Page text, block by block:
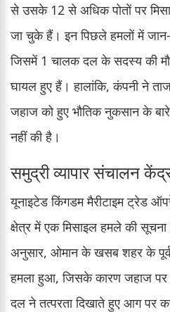
से उसके 12 से अधिक पोतों पर
जा चुके हैं। इन पिछले हमलों में
जिसमें 1 चालक दल के सदस्य की
घायल हुए हैं। हालांकि, कंपनी ने
जहाज को हुए भौतिक नुकसान के बारे
नहीं की है।
समुद्री व्यापार संचालन केंद्र
यूनाइटेड किंगडम मैरीटाइम ट्रेड
क्षेत्र में एक मिसाइल हमले की सूचना
अनुसार, ओमान के खसब शहर के
हमला हुआ, जिसके कारण जहाज
दल ने तत्परता दिखाते हुए आग पर